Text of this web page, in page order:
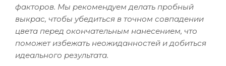
факторов. Мы рекомендуем делать пробный
выкрас, чтобы убедиться в точном совпадении
цвета перед окончательным нанесением, что
поможет избежать неожиданностей и добиться
идеального результата.